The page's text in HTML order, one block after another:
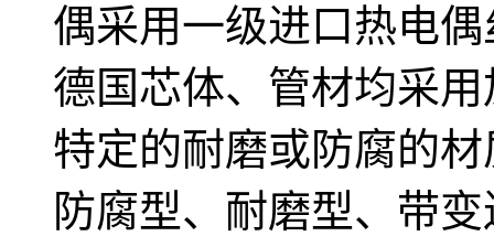
偶采用一级进口热电偶
德国芯体、管材均采用
特定的耐磨或防腐的
防腐型、耐磨型、带